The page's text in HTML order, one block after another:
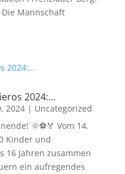
Mannschaft
2024:…
2024| Uncategorized
🌞⚽🏅 Vom 14.
Kinder und
16 Jahren zusammen
ein aufregendes